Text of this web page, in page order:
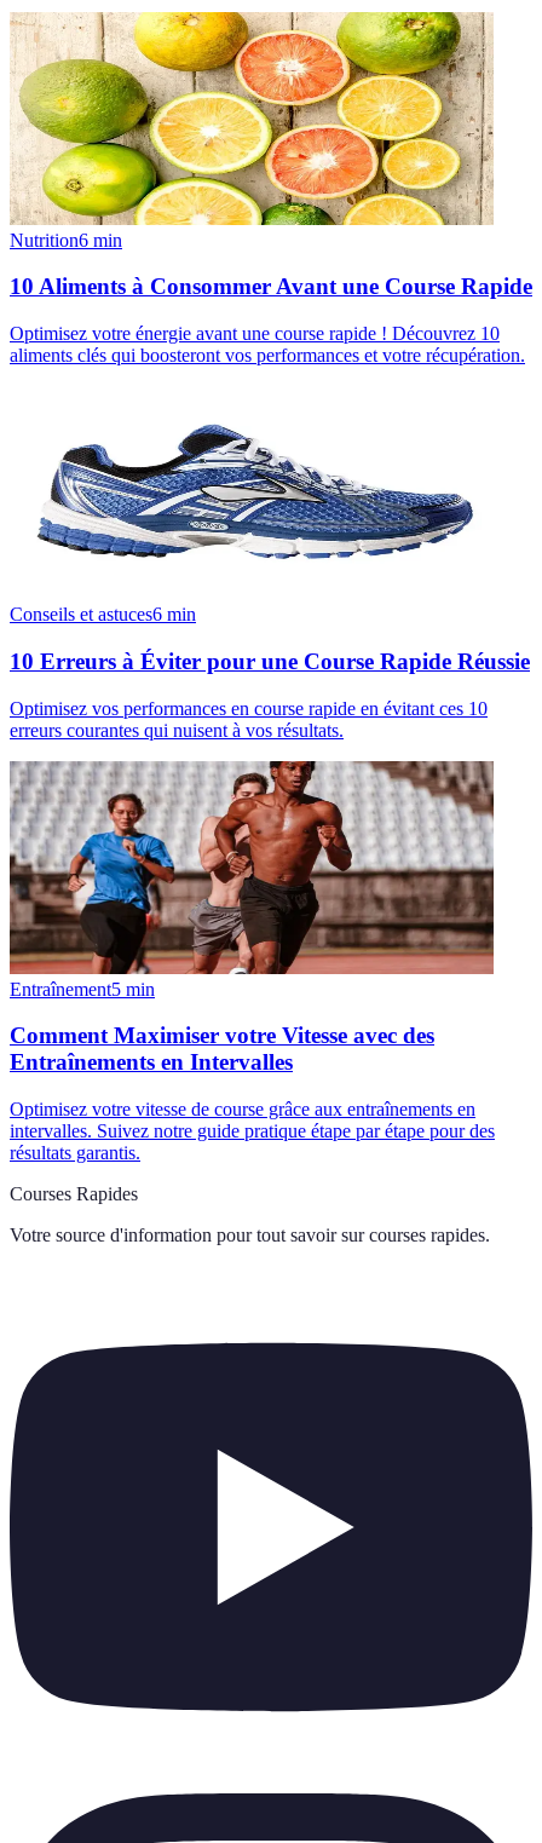
Nutrition6 min
10 Aliments à Consommer Avant une Course Rapide
Optimisez votre énergie avant une course rapide ! Découvrez 10
aliments clés qui boosteront vos performances et votre récupération.
Conseils et astuces6 min
10 Erreurs à Éviter pour une Course Rapide Réussie
Optimisez vos performances en course rapide en évitant ces 10
erreurs courantes qui nuisent à vos résultats.
Entraînement5 min
Comment Maximiser votre Vitesse avec des
Entraînements en Intervalles
Optimisez votre vitesse de course grâce aux entraînements en
intervalles. Suivez notre guide pratique étape par étape pour des
résultats garantis.
Courses Rapides
Votre source d'information pour tout savoir sur courses rapides.